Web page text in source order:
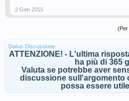
2 Gen 2015
(Per
Status Discussione:
ATTENZIONE! - L'ultima
ha più di 365
Valuta se potrebbe aver
discussione sull'argomento
possa essere